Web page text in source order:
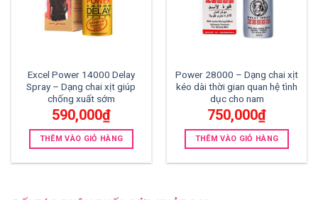
Excel Power 14000 Delay
Spray – Dạng chai xịt giúp
chống xuất sớm
590,000₫
THÊM VÀO GIỎ HÀNG
Power 28000 – Dạng chai xịt
kéo dài thời gian quan hệ tình
dục cho nam
750,000₫
THÊM VÀO GIỎ HÀNG